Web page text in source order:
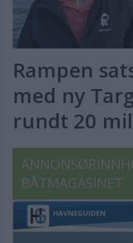
Rampen
med ny
rundt 20
BÅTMAGASINET